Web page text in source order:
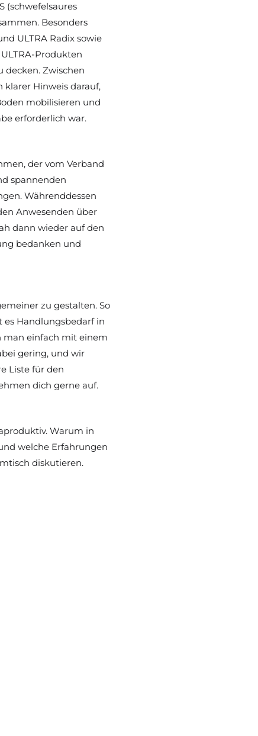
(schwefelsaures
Besonders
ULTRA Radix sowie
decken. Zwischen
klarer Hinweis darauf,
mobilisieren und
erforderlich war.
der vom Verband
spannenden
Währenddessen
Anwesenden über
dann wieder auf den
bedanken und
zu gestalten. So
es Handlungsbedarf in
man einfach mit einem
gering, und wir
Liste für den
dich gerne auf.
Warum in
welche Erfahrungen
diskutieren.